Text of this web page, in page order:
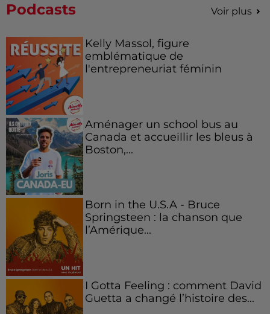
Podcasts Voir plus
Kelly Massol, figure
emblématique de
l'entrepreneuriat féminin
Aménager un school bus au
Canada et accueillir les bleus à
Boston,...
Born in the U.S.A - Bruce
Springsteen : la chanson que
l’Amérique...
I Gotta Feeling : comment David
Guetta a changé l’histoire des...